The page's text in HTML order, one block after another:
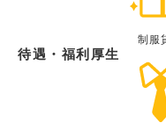
待遇・福利厚生
制服